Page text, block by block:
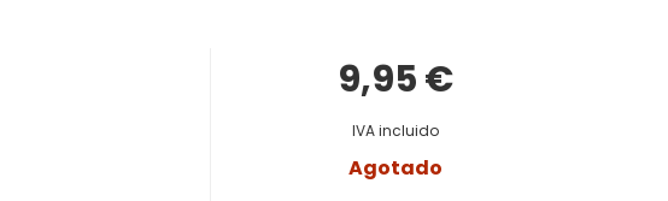
9,95 €
IVA incluido
Agotado